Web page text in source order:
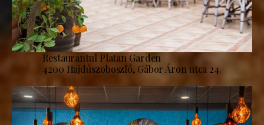
Restaurantul Platan Garden
4200 Hajdúszoboszló, Gábor Áron utca 24.